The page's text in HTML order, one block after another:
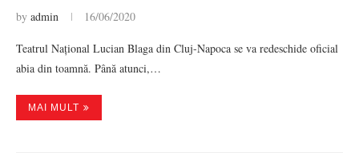
by admin 16/06/2020
Teatrul Național Lucian Blaga din Cluj-Napoca se va redeschide oficial
abia din toamnă. Până atunci,…
MAI MULT